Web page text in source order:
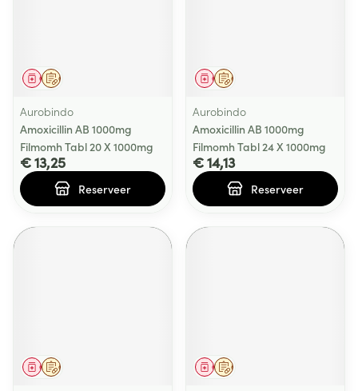
Op voorschrift
Geneesmiddel
Aurobindo
Amoxicillin AB 1000mg
Filmomh Tabl 20 X 1000mg
€ 13,25
Reserveer
Op voorschrift
Geneesmiddel
Aurobindo
Amoxicillin AB 1000mg
Filmomh Tabl 24 X 1000mg
€ 14,13
Reserveer
Op voorschrift
Geneesmiddel Op voorschrift
Geneesmiddel